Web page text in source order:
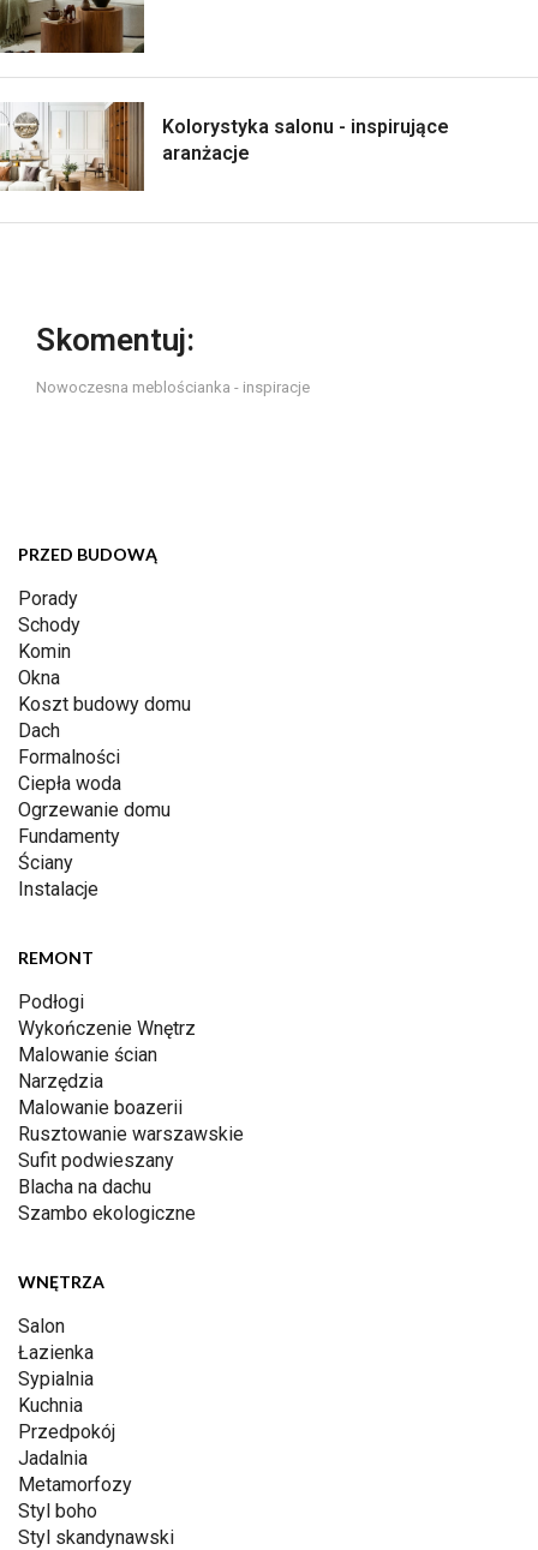
Kolorystyka salonu - inspirujące
aranżacje
Skomentuj:
Nowoczesna meblościanka - inspiracje
PRZED BUDOWĄ
Porady
Schody
Komin
Okna
Koszt budowy domu
Dach
Formalności
Ciepła woda
Ogrzewanie domu
Fundamenty
Ściany
Instalacje
REMONT
Podłogi
Wykończenie Wnętrz
Malowanie ścian
Narzędzia
Malowanie boazerii
Rusztowanie warszawskie
Sufit podwieszany
Blacha na dachu
Szambo ekologiczne
WNĘTRZA
Salon
Łazienka
Sypialnia
Kuchnia
Przedpokój
Jadalnia
Metamorfozy
Styl boho
Styl skandynawski